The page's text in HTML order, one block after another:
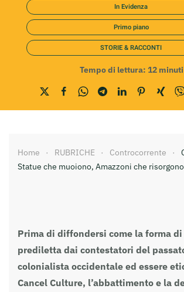
In Evidenza
Primo piano
STORIE & RACCONTI
Tempo di lettura: 12 minuti
Home RUBRICHE Controcorrente
Statue che muoiono, Amazzoni che
Prima di diffondersi come la forma
prediletta dai contestatori del
colonialista occidentale ed essere
Cancel Culture, l’abbattimento e la